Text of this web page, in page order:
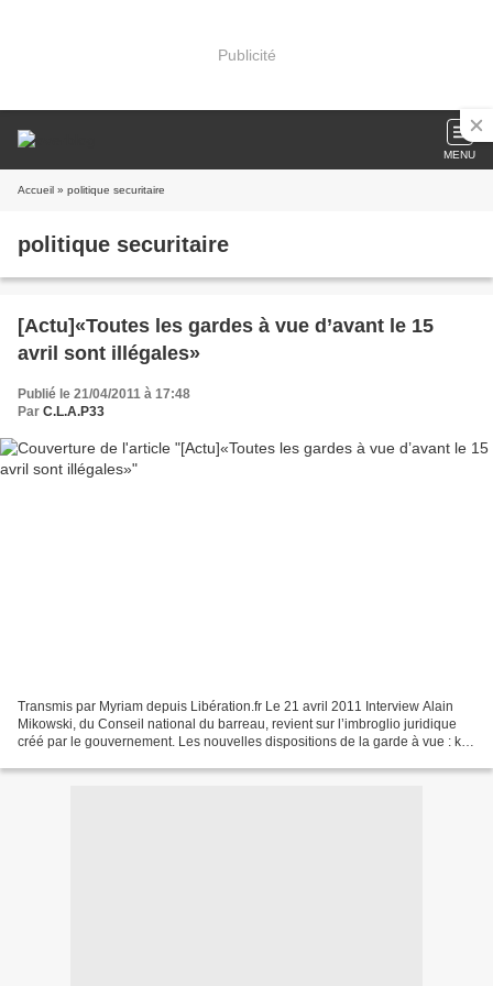
Publicité
MENU
Accueil » politique securitaire
politique securitaire
[Actu]«Toutes les gardes à vue d’avant le 15
avril sont illégales»
Publié le 21/04/2011 à 17:48
Par C.L.A.P33
Transmis par Myriam depuis Libération.fr Le 21 avril 2011 Interview Alain
Mikowski, du Conseil national du barreau, revient sur l’imbroglio juridique
créé par le gouvernement. Les nouvelles dispositions de la garde à vue : klik